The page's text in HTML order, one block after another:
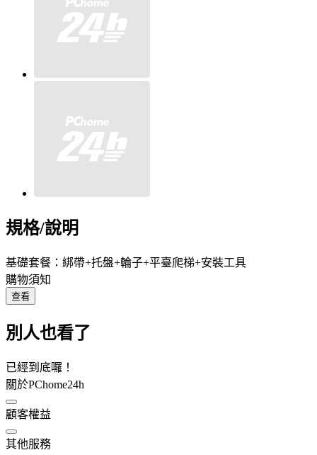
規格/說明
基礎套餐：綁帶+托盤+輪子+平臺爬梯+安裝工具
購物須知
查看
別人也看了
已經到底囉！
關於PChome24h
顧客權益
其他服務